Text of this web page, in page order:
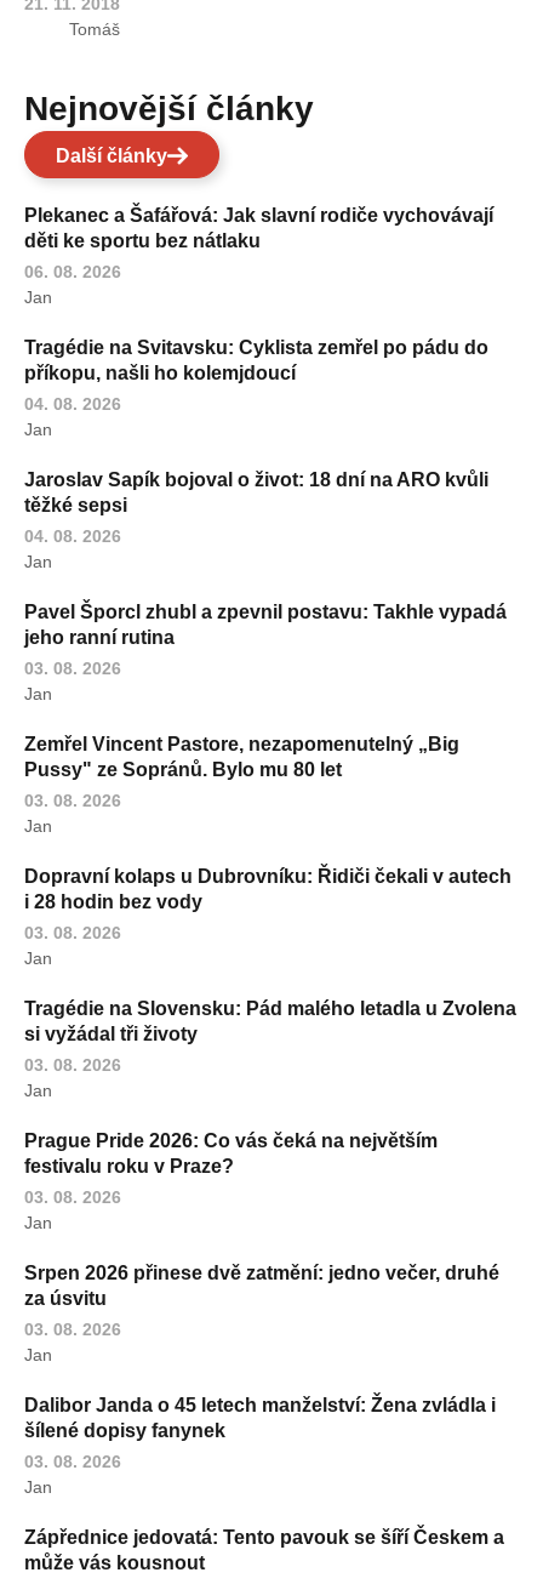
21. 11. 2018
Tomáš
Nejnovější články
Další články
Plekanec a Šafářová: Jak slavní rodiče vychovávají
děti ke sportu bez nátlaku
06. 08. 2026
Jan
Tragédie na Svitavsku: Cyklista zemřel po pádu do
příkopu, našli ho kolemjdoucí
04. 08. 2026
Jan
Jaroslav Sapík bojoval o život: 18 dní na ARO kvůli
těžké sepsi
04. 08. 2026
Jan
Pavel Šporcl zhubl a zpevnil postavu: Takhle vypadá
jeho ranní rutina
03. 08. 2026
Jan
Zemřel Vincent Pastore, nezapomenutelný „Big
Pussy" ze Sopránů. Bylo mu 80 let
03. 08. 2026
Jan
Dopravní kolaps u Dubrovníku: Řidiči čekali v autech
i 28 hodin bez vody
03. 08. 2026
Jan
Tragédie na Slovensku: Pád malého letadla u Zvolena
si vyžádal tři životy
03. 08. 2026
Jan
Prague Pride 2026: Co vás čeká na největším
festivalu roku v Praze?
03. 08. 2026
Jan
Srpen 2026 přinese dvě zatmění: jedno večer, druhé
za úsvitu
03. 08. 2026
Jan
Dalibor Janda o 45 letech manželství: Žena zvládla i
šílené dopisy fanynek
03. 08. 2026
Jan
Zápřednice jedovatá: Tento pavouk se šíří Českem a
může vás kousnout